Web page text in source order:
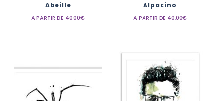
Abeille
A PARTIR DE 40,00€
Alpacino
A PARTIR DE 40,00€